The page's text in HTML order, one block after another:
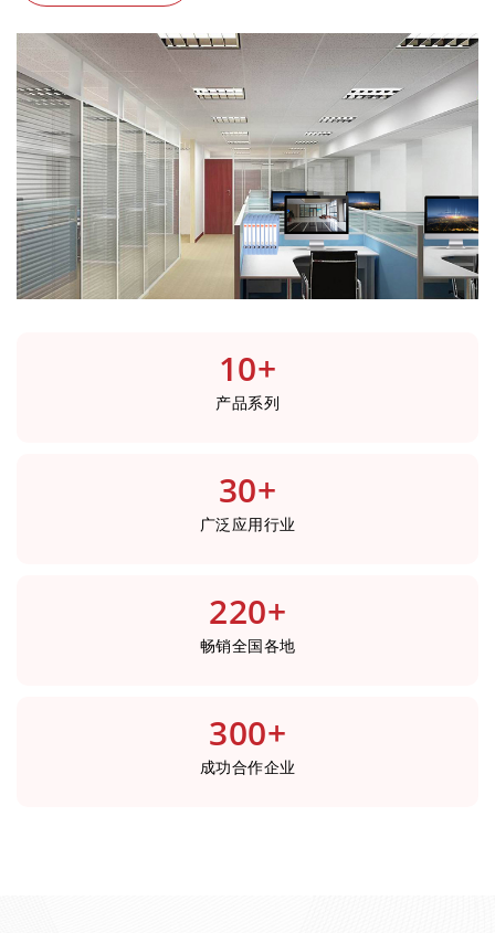
10+
产品系列
30+
广泛应用行业
220+
畅销全国各地
300+
成功合作企业